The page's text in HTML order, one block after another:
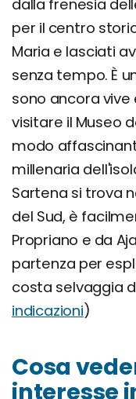
dalla frenesia
per il centro
Maria e lasciati
senza tempo. È
sono ancora vive
visitare il Museo
modo
millenaria
Sartena si trova
del Sud, è
Propriano e da
partenza per
costa selvaggia
indicazioni)
Cosa
interesse